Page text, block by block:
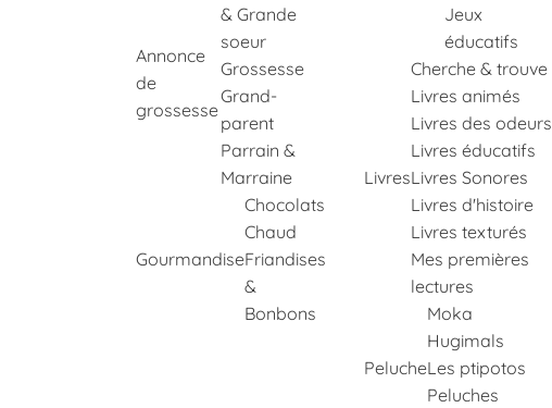
Annonce
de
grossesse
& Grande
soeur
Grossesse
Grand-
parent
Parrain &
Marraine
Gourmandise
Chocolats
Chaud
Friandises
&
Bonbons
Jeux
éducatifs
Livres
Cherche & trouve
Livres animés
Livres des odeurs
Livres éducatifs
Livres Sonores
Livres d'histoire
Livres texturés
Mes premières
lectures
Peluche
Moka
Hugimals
Les ptipotos
Peluches